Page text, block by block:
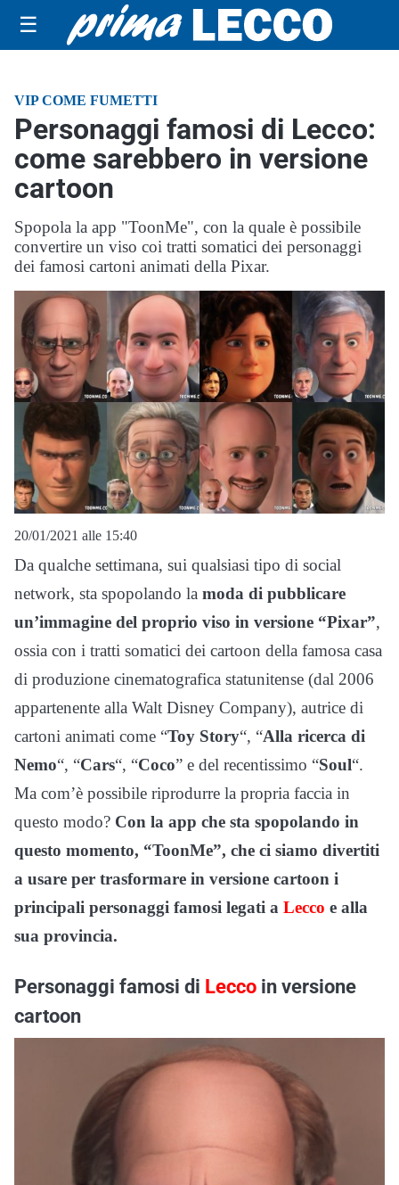
☰
VIP COME FUMETTI
Personaggi famosi di Lecco:
come sarebbero in versione
cartoon
Spopola la app "ToonMe", con la quale è possibile
convertire un viso coi tratti somatici dei personaggi
dei famosi cartoni animati della Pixar.
20/01/2021 alle 15:40
Da qualche settimana, sui qualsiasi tipo di social
network, sta spopolando la moda di pubblicare
un’immagine del proprio viso in versione “Pixar”,
ossia con i tratti somatici dei cartoon della famosa casa
di produzione cinematografica statunitense (dal 2006
appartenente alla Walt Disney Company), autrice di
cartoni animati come “Toy Story“, “Alla ricerca di
Nemo“, “Cars“, “Coco” e del recentissimo “Soul“.
Ma com’è possibile riprodurre la propria faccia in
questo modo? Con la app che sta spopolando in
questo momento, “ToonMe”, che ci siamo divertiti
a usare per trasformare in versione cartoon i
principali personaggi famosi legati a Lecco e alla
sua provincia.
Personaggi famosi di Lecco in versione
cartoon